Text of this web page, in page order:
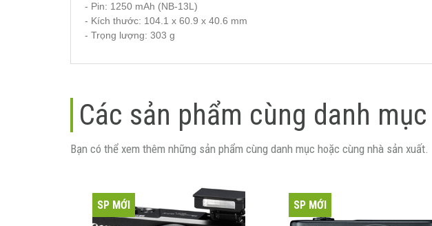
- Pin: 1250 mAh (NB-13L)
- Kích thước: 104.1 x 60.9 x 40.6 mm
- Trọng lượng: 303 g
Các sản phẩm cùng danh mục
Bạn có thể xem thêm những sản phẩm cùng danh mục hoặc cùng nhà sản xuất.
SP MỚI SP MỚI